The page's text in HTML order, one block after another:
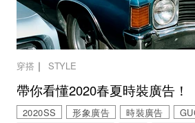
穿搭 ｜ STYLE
帶你看懂2020春夏時裝廣告！
2020SS 形象廣告 時裝廣告